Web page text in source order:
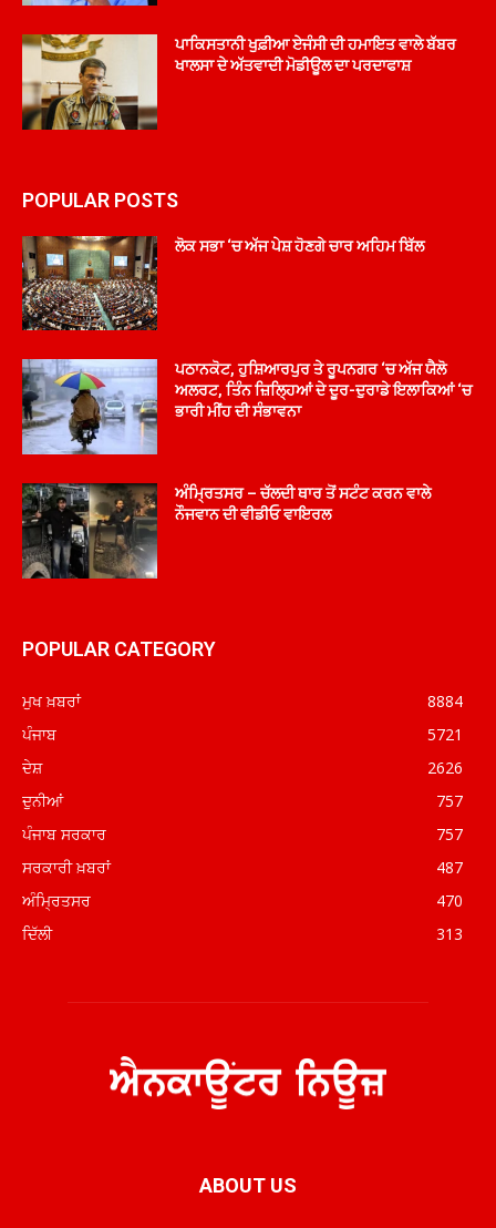
ਪਾਕਿਸਤਾਨੀ ਖੁਫ਼ੀਆ ਏਜੰਸੀ ਦੀ ਹਮਾਇਤ ਵਾਲੇ ਬੱਬਰ
ਖਾਲਸਾ ਦੇ ਅੱਤਵਾਦੀ ਮੋਡੀਊਲ ਦਾ ਪਰਦਾਫਾਸ਼
POPULAR POSTS
ਲੋਕ ਸਭਾ ‘ਚ ਅੱਜ ਪੇਸ਼ ਹੋਣਗੇ ਚਾਰ ਅਹਿਮ ਬਿੱਲ
ਪਠਾਨਕੋਟ, ਹੁਸ਼ਿਆਰਪੁਰ ਤੇ ਰੂਪਨਗਰ ‘ਚ ਅੱਜ ਯੈਲੋ
ਅਲਰਟ, ਤਿੰਨ ਜ਼ਿਲ੍ਹਿਆਂ ਦੇ ਦੂਰ-ਦੁਰਾਡੇ ਇਲਾਕਿਆਂ ‘ਚ
ਭਾਰੀ ਮੀਂਹ ਦੀ ਸੰਭਾਵਨਾ
ਅੰਮ੍ਰਿਤਸਰ – ਚੱਲਦੀ ਥਾਰ ਤੋਂ ਸਟੰਟ ਕਰਨ ਵਾਲੇ
ਨੌਜਵਾਨ ਦੀ ਵੀਡੀਓ ਵਾਇਰਲ
POPULAR CATEGORY
ਮੁਖ ਖ਼ਬਰਾਂ
8884
ਪੰਜਾਬ
5721
ਦੇਸ਼
2626
ਦੁਨੀਆਂ
757
ਪੰਜਾਬ ਸਰਕਾਰ
757
ਸਰਕਾਰੀ ਖ਼ਬਰਾਂ
487
ਅੰਮ੍ਰਿਤਸਰ
470
ਦਿੱਲੀ
313
ABOUT US